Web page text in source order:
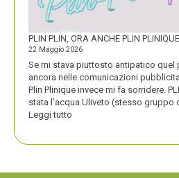
PLIN PLIN, ORA ANCHE PLIN PLINIQUE
22 Maggio 2026
Se mi stava piuttosto antipatico quel
ancora nelle comunicazioni
Plin Plinique invece mi fa sorridere.
stata l’acqua Uliveto (stesso gruppo
Leggi tutto